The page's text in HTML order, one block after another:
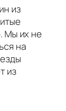
из
Мы их не
на
из